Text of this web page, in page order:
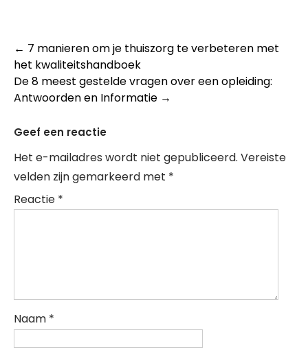
Post
navigation
← 7 manieren om je thuiszorg te verbeteren met
het kwaliteitshandboek
De 8 meest gestelde vragen over een opleiding:
Antwoorden en Informatie →
Geef een reactie
Het e-mailadres wordt niet gepubliceerd. Vereiste
velden zijn gemarkeerd met *
Reactie *
Naam *